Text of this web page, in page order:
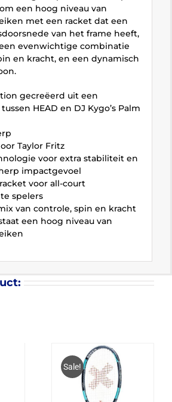
een hoog niveau van
met een racket dat een
van het frame heeft,
evenwichtige combinatie
en kracht, en een dynamisch
gecreëerd uit een
HEAD en DJ Kygo’s Palm
Taylor Fritz
voor extra stabiliteit en
impactgevoel
voor all-court
spelers
van controle, spin en kracht
een hoog niveau van
Sale!